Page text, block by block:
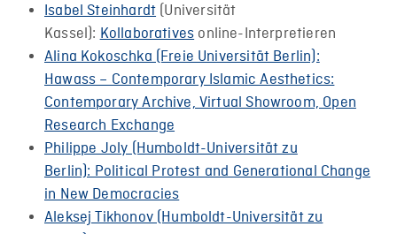
Isabel Steinhardt (Universität
Kassel): Kollaboratives online-Interpretieren
Alina Kokoschka (Freie Universität Berlin):
Hawass – Contemporary Islamic Aesthetics:
Contemporary Archive, Virtual Showroom, Open
Research Exchange
Philippe Joly (Humboldt-Universität zu
Berlin): Political Protest and Generational Change
in New Democracies
Aleksej Tikhonov (Humboldt-Universität zu